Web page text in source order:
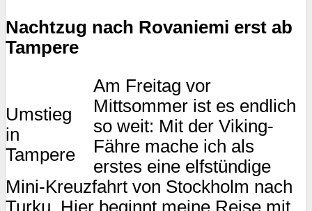
Nachtzug nach Rovaniemi erst ab
Tampere
Umstieg
in
Tampere
Am Freitag vor
Mittsommer ist es endlich
so weit: Mit der Viking-
Fähre mache ich als
erstes eine elfstündige
Mini-Kreuzfahrt von Stockholm nach
Turku. Hier beginnt meine Reise mit